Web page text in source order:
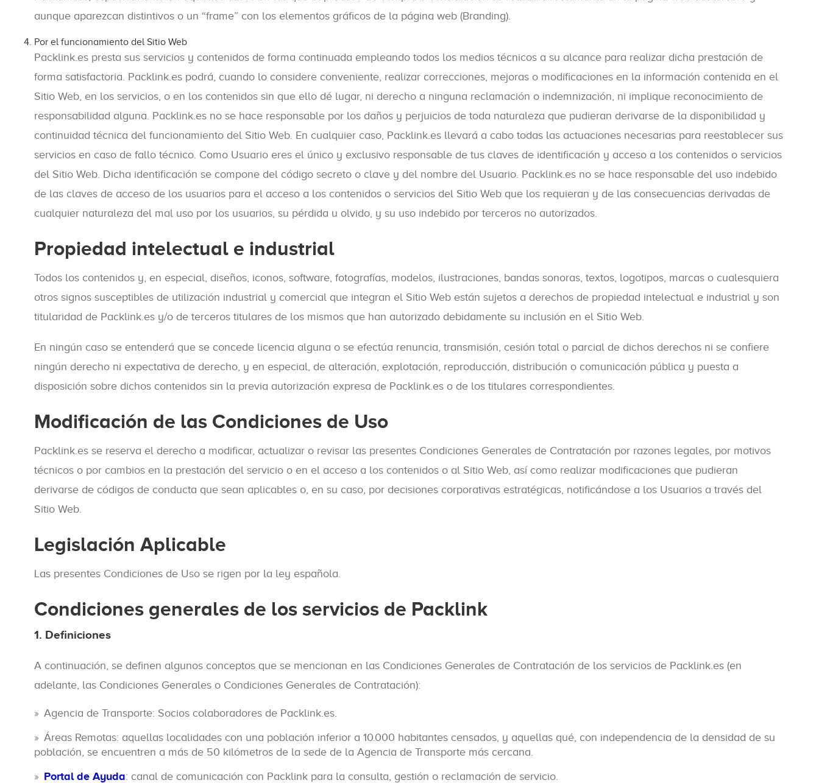
aunque aparezcan distintivos o un “frame” con los elementos gráficos de la página web (Branding).
Por el funcionamiento del Sitio Web
Packlink.es presta sus servicios y contenidos de forma continuada empleando todos los medios técnicos a su alcance para realizar dicha prestación de
forma satisfactoria. Packlink.es podrá, cuando lo considere conveniente, realizar correcciones, mejoras o modificaciones en la información contenida en el
Sitio Web, en los servicios, o en los contenidos sin que ello dé lugar, ni derecho a ninguna reclamación o indemnización, ni implique reconocimiento de
responsabilidad alguna. Packlink.es no se hace responsable por los daños y perjuicios de toda naturaleza que pudieran derivarse de la disponibilidad y
continuidad técnica del funcionamiento del Sitio Web. En cualquier caso, Packlink.es llevará a cabo todas las actuaciones necesarias para reestablecer sus
servicios en caso de fallo técnico. Como Usuario eres el único y exclusivo responsable de tus claves de identificación y acceso a los contenidos o servicios
del Sitio Web. Dicha identificación se compone del código secreto o clave y del nombre del Usuario. Packlink.es no se hace responsable del uso indebido
de las claves de acceso de los usuarios para el acceso a los contenidos o servicios del Sitio Web que los requieran y de las consecuencias derivadas de
cualquier naturaleza del mal uso por los usuarios, su pérdida u olvido, y su uso indebido por terceros no autorizados.
Propiedad intelectual e industrial
Todos los contenidos y, en especial, diseños, iconos, software, fotografías, modelos, ilustraciones, bandas sonoras, textos, logotipos, marcas o cualesquiera
otros signos susceptibles de utilización industrial y comercial que integran el Sitio Web están sujetos a derechos de propiedad intelectual e industrial y son
titularidad de Packlink.es y/o de terceros titulares de los mismos que han autorizado debidamente su inclusión en el Sitio Web.
En ningún caso se entenderá que se concede licencia alguna o se efectúa renuncia, transmisión, cesión total o parcial de dichos derechos ni se confiere
ningún derecho ni expectativa de derecho, y en especial, de alteración, explotación, reproducción, distribución o comunicación pública y puesta a
disposición sobre dichos contenidos sin la previa autorización expresa de Packlink.es o de los titulares correspondientes.
Modificación de las Condiciones de Uso
Packlink.es se reserva el derecho a modificar, actualizar o revisar las presentes Condiciones Generales de Contratación por razones legales, por motivos
técnicos o por cambios en la prestación del servicio o en el acceso a los contenidos o al Sitio Web, así como realizar modificaciones que pudieran
derivarse de códigos de conducta que sean aplicables o, en su caso, por decisiones corporativas estratégicas, notificándose a los Usuarios a través del
Sitio Web.
Legislación Aplicable
Las presentes Condiciones de Uso se rigen por la ley española.
Condiciones generales de los servicios de Packlink
1. Definiciones
A continuación, se definen algunos conceptos que se mencionan en las Condiciones Generales de Contratación de los servicios de Packlink.es (en
adelante, las Condiciones Generales o Condiciones Generales de Contratación):
Agencia de Transporte: Socios colaboradores de Packlink.es.
Áreas Remotas: aquellas localidades con una población inferior a 10.000 habitantes censados, y aquellas qué, con independencia de la densidad de su
población, se encuentren a más de 50 kilómetros de la sede de la Agencia de Transporte más cercana.
Portal de Ayuda: canal de comunicación con Packlink para la consulta, gestión o reclamación de servicio.